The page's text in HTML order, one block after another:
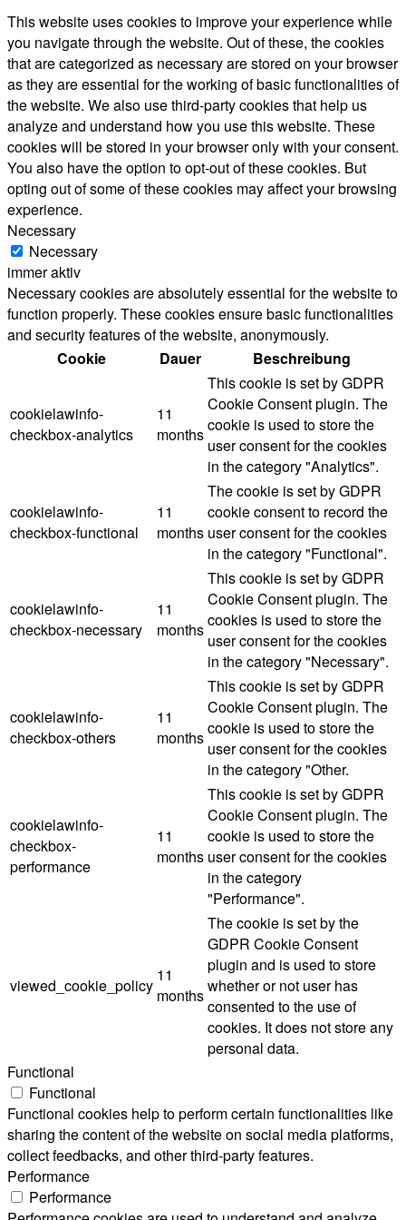
This website uses cookies to improve your experience while
you navigate through the website. Out of these, the cookies
that are categorized as necessary are stored on your browser
as they are essential for the working of basic functionalities of
the website. We also use third-party cookies that help us
analyze and understand how you use this website. These
cookies will be stored in your browser only with your consent.
You also have the option to opt-out of these cookies. But
opting out of some of these cookies may affect your browsing
experience.
Necessary
Necessary
immer aktiv
Necessary cookies are absolutely essential for the website to
function properly. These cookies ensure basic functionalities
and security features of the website, anonymously.
Cookie
Dauer Beschreibung
cookielawinfo-
checkbox-analytics
11
months
This cookie is set by GDPR
Cookie Consent plugin. The
cookie is used to store the
user consent for the cookies
in the category "Analytics".
cookielawinfo-
checkbox-functional
11
months
The cookie is set by GDPR
cookie consent to record the
user consent for the cookies
in the category "Functional".
cookielawinfo-
checkbox-necessary
11
months
This cookie is set by GDPR
Cookie Consent plugin. The
cookies is used to store the
user consent for the cookies
in the category "Necessary".
cookielawinfo-
checkbox-others
11
months
This cookie is set by GDPR
Cookie Consent plugin. The
cookie is used to store the
user consent for the cookies
in the category "Other.
cookielawinfo-
checkbox-
performance
11
months
This cookie is set by GDPR
Cookie Consent plugin. The
cookie is used to store the
user consent for the cookies
in the category
"Performance".
viewed_cookie_policy
11
months
The cookie is set by the
GDPR Cookie Consent
plugin and is used to store
whether or not user has
consented to the use of
cookies. It does not store any
personal data.
Functional
Functional
Functional cookies help to perform certain functionalities like
sharing the content of the website on social media platforms,
collect feedbacks, and other third-party features.
Performance
Performance